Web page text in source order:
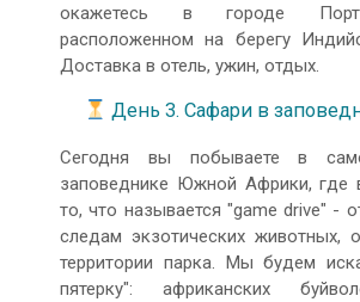
окажетесь в городе Порт
расположенном на берегу
Доставка в отель, ужин, отдых.
День 3. Сафари в
Сегодня вы побываете в
заповеднике Южной Африки, где
то, что называется "game drive" -
следам экзотических животных,
территории парка. Мы будем
пятерку": африканских